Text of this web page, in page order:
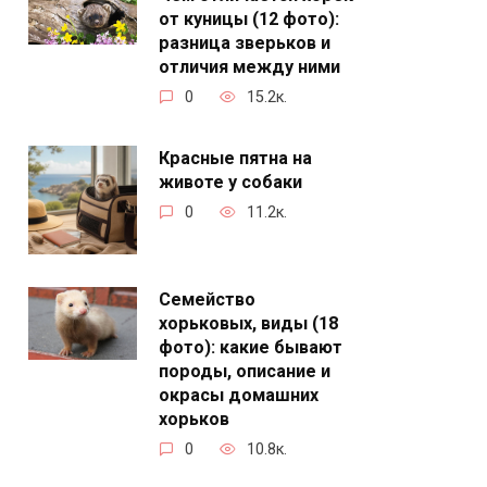
от куницы (12 фото):
разница зверьков и
отличия между ними
0 15.2к.
Красные пятна на
животе у собаки
0 11.2к.
Семейство
хорьковых, виды (18
фото): какие бывают
породы, описание и
окрасы домашних
хорьков
0 10.8к.